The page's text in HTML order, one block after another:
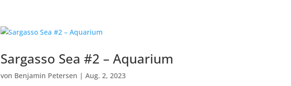
Sargasso Sea #2 – Aquarium
von Benjamin Petersen | Aug. 2, 2023